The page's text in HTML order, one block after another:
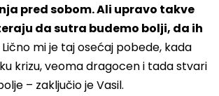
pred sobom. Ali upravo takve
da sutra budemo bolji, da ih
Lično mi je taj osećaj pobede, kada
krizu, veoma dragocen i tada stvari
– zaključio je Vasil.